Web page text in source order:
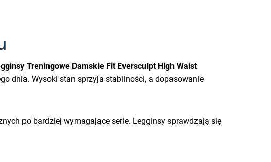
Treningowe Damskie Fit Eversculpt High Waist
dnia. Wysoki stan sprzyja stabilności, a dopasowanie
po bardziej wymagające serie. Legginsy sprawdzają się